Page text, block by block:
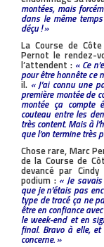
montées, mais
dans le même
déçu ! »
La Course de
Pernot le rendez-
l’attendent : « Ce
pour être honnête ce
il. « J’ai connu une
première montée de
montée ça compte
couteau entre les
très content. Mais à
que l’on termine très
Chose rare, Marc
de la Course de
devancé par
podium :« Je savais
que je n’étais pas
type de tracé ça ne
être en confiance
le week-end et en
final. Bravo à elle,
concerne. »